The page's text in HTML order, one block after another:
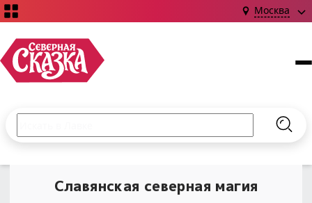
Москва
Сказки
Введите текст и нажмите кнопку «Найти», чтобы
Славянская северная магия